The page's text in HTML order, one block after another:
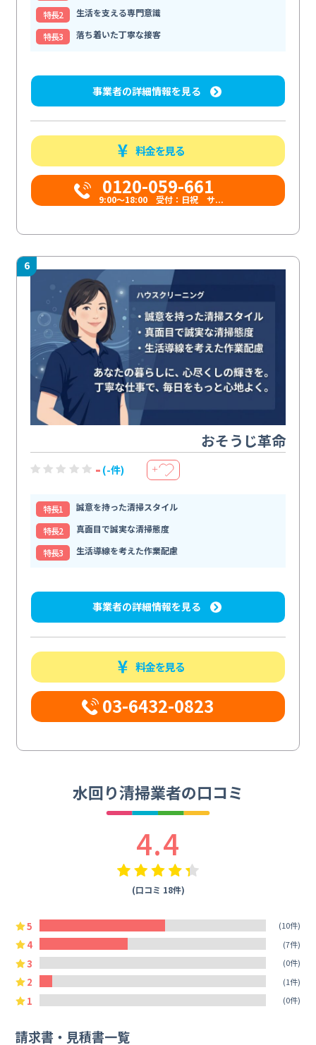
特⻑2
生活を支える専門意識
特⻑3
落ち着いた丁寧な接客
事業者の詳細情報を見る
料金を見る
0120-059-661
9:00〜18:00 受付：日祝 サ...
6
おそうじ革命
- (-件) ＋
特⻑1
誠意を持った清掃スタイル
特⻑2
真面目で誠実な清掃態度
特⻑3
生活導線を考えた作業配慮
事業者の詳細情報を見る
料金を見る
03-6432-0823
水回り清掃業者の口コミ
4.4
(口コミ 18件)
5 (10件)
4 (7件)
3 (0件)
2 (1件)
1 (0件)
請求書・見積書一覧